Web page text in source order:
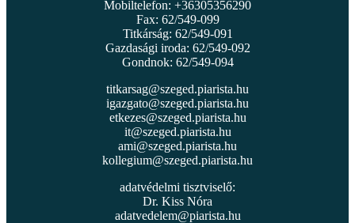
Mobiltelefon: +36305356290
Fax: 62/549-099
Titkárság: 62/549-091
Gazdasági iroda: 62/549-092
Gondnok: 62/549-094
titkarsag@szeged.piarista.hu
igazgato@szeged.piarista.hu
etkezes@szeged.piarista.hu
it@szeged.piarista.hu
ami@szeged.piarista.hu
kollegium@szeged.piarista.hu
adatvédelmi tisztviselő:
Dr. Kiss Nóra
adatvedelem@piarista.hu